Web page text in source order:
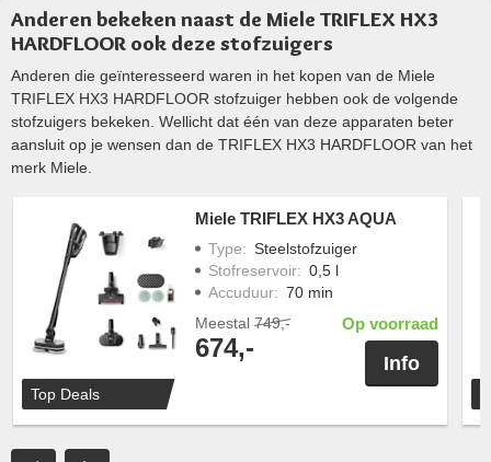
Anderen bekeken naast de Miele TRIFLEX HX3
HARDFLOOR ook deze stofzuigers
Anderen die geïnteresseerd waren in het kopen van de Miele
TRIFLEX HX3 HARDFLOOR stofzuiger hebben ook de volgende
stofzuigers bekeken. Wellicht dat één van deze apparaten beter
aansluit op je wensen dan de TRIFLEX HX3 HARDFLOOR van het
merk Miele.
Top Deals
Miele TRIFLEX HX3 AQUA
Type: Steelstofzuiger
Stofreservoir: 0,5 l
Accuduur: 70 min
Meestal 749,-
674,-
Op voorraad
Info